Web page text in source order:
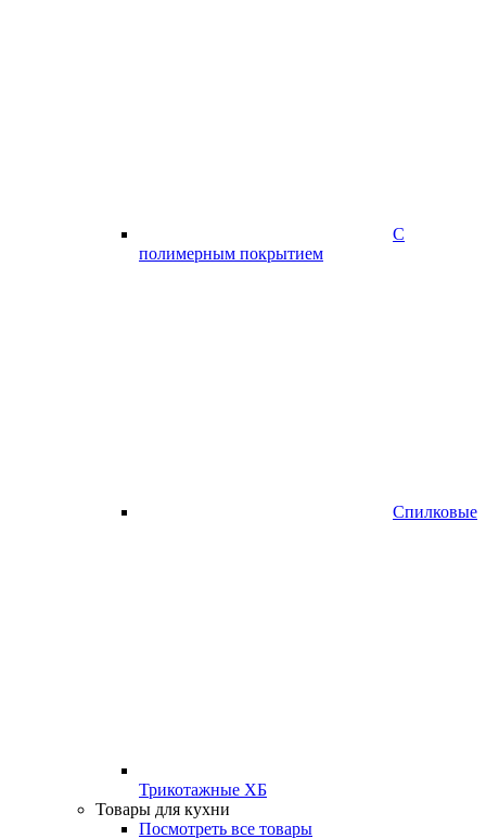
С
полимерным покрытием
Спилковые
Трикотажные ХБ
Товары для кухни
Посмотреть все товары